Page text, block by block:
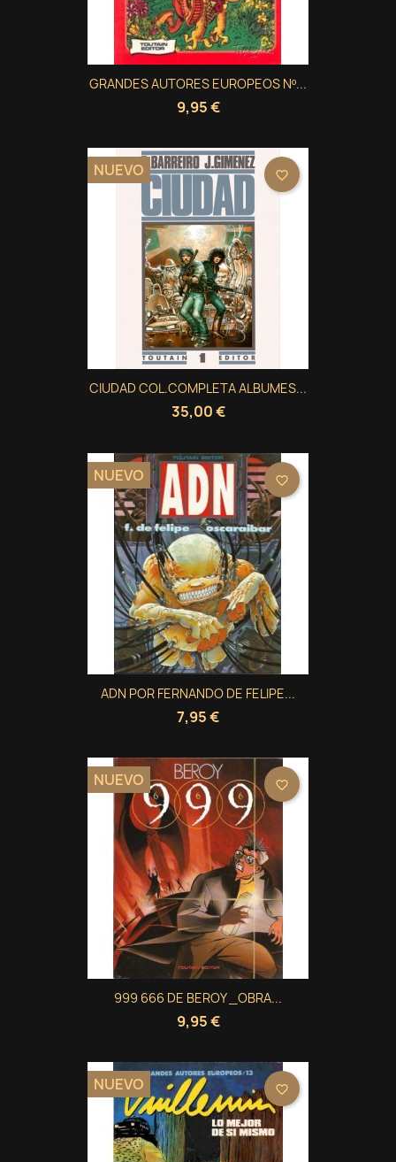
GRANDES AUTORES EUROPEOS Nº...
9,95 €
CIUDAD COL.COMPLETA ALBUMES...
35,00 €
NUEVO favorite_border
ADN POR FERNANDO DE FELIPE...
7,95 €
NUEVO favorite_border
999 666 DE BEROY _OBRA...
9,95 €
NUEVO favorite_border
NUEVO favorite_border